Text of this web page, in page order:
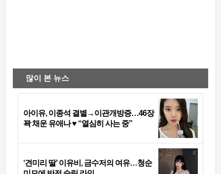
많이 본 뉴스
아이유, 이종석 결별→이관개방증…46장
꽉 채운 유애나 ♥ “열심히 사는 중”
‘견미리 딸’ 이유비, 금수저의 여유…청순